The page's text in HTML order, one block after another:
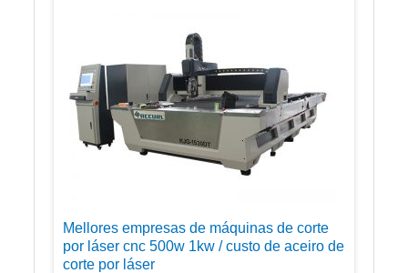
Mellores empresas de máquinas de corte
por láser cnc 500w 1kw / custo de aceiro de
corte por láser